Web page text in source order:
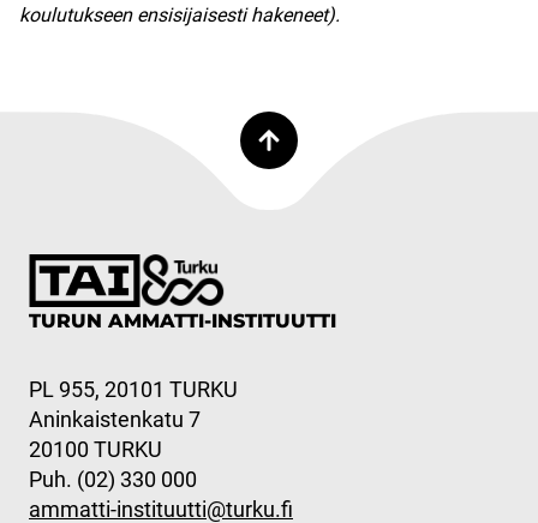
koulutukseen ensisijaisesti hakeneet).
TURUN AMMATTI-INSTITUUTTI
PL 955, 20101 TURKU
Aninkaistenkatu 7
20100 TURKU
Puh. (02) 330 000
ammatti-instituutti@turku.fi